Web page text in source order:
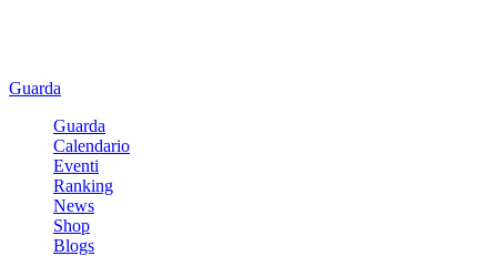
Guarda
Guarda
Calendario
Eventi
Ranking
News
Shop
Blogs